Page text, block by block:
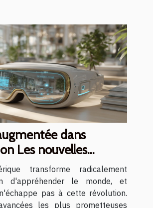
dans
Les nouvelles
d'apprentissage
transforme radicalement
d'appréhender le monde, et
pas à cette révolution.
les plus prometteuses